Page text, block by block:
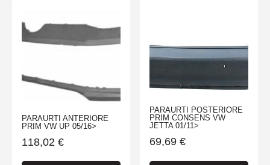
PARAURTI ANTERIORE
PRIM VW UP 05/16>
118,02 €
PARAURTI POSTERIORE
PRIM CONSENS VW
JETTA 01/11>
69,69 €